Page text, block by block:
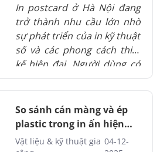
In postcard ở Hà Nội đang
trở thành nhu cầu lớn nhờ
sự phát triển của in kỹ thuật
số và các phong cách thiết
kế hiện đại. Người dùng có
thể tạo postcard làm quà
tặng, trang trí hoặc phục vụ
kinh doanh với chất lượng
sắc nét và đa dạng kỹ thuật
hoàn thiện. Bài viết phân
tích xu hướng postcard, tiêu
So sánh cán màng và ép
plastic trong in ấn hiện
đại
Vật liệu & kỹ thuật gia 04-12-